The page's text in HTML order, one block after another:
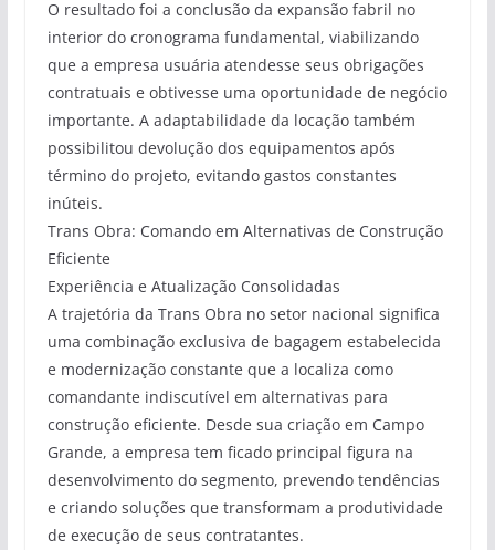
O resultado foi a conclusão da expansão fabril no
interior do cronograma fundamental, viabilizando
que a empresa usuária atendesse seus obrigações
contratuais e obtivesse uma oportunidade de negócio
importante. A adaptabilidade da locação também
possibilitou devolução dos equipamentos após
término do projeto, evitando gastos constantes
inúteis.
Trans Obra: Comando em Alternativas de Construção
Eficiente
Experiência e Atualização Consolidadas
A trajetória da Trans Obra no setor nacional significa
uma combinação exclusiva de bagagem estabelecida
e modernização constante que a localiza como
comandante indiscutível em alternativas para
construção eficiente. Desde sua criação em Campo
Grande, a empresa tem ficado principal figura na
desenvolvimento do segmento, prevendo tendências
e criando soluções que transformam a produtividade
de execução de seus contratantes.